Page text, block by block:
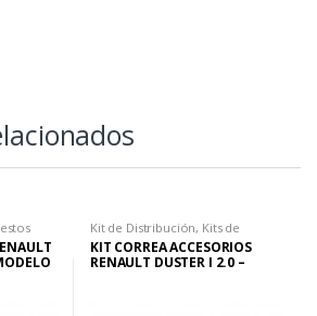
Kit de Distribución, Kits de
Correa,Renault,Repuestos
KIT CORREA ACCESORIOS
RENAULT DUSTER I 2.0 –